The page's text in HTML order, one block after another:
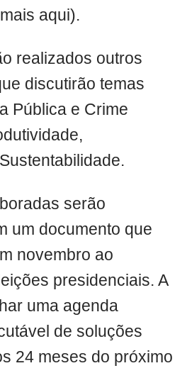
aqui).
realizados outros
discutirão temas
Pública e Crime
serão
um documento que
novembro ao
presidenciais. A
uma agenda
de soluções
24 meses do próximo